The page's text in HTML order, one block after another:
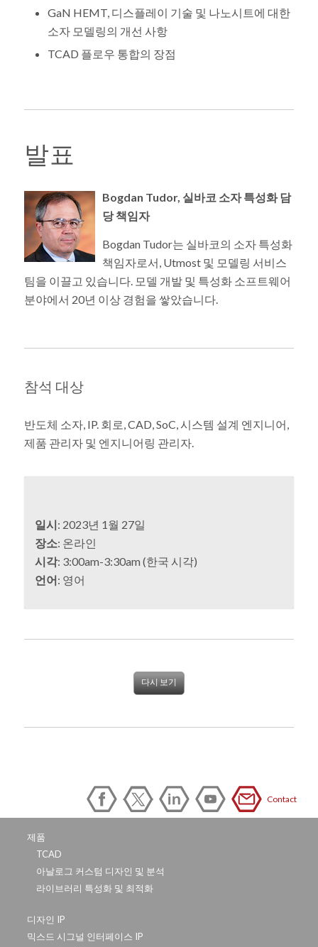
GaN HEMT, 디스플레이 기술 및 나노시트에 대한
소자 모델링의 개선 사항
TCAD 플로우 통합의 장점
발표
Bogdan Tudor, 실바코 소자 특성화 담
당 책임자
Bogdan Tudor는 실바코의 소자 특성화
책임자로서, Utmost 및 모델링 서비스
팀을 이끌고 있습니다. 모델 개발 및 특성화 소프트웨어
분야에서 20년 이상 경험을 쌓았습니다.
참석 대상
반도체 소자, IP. 회로, CAD, SoC, 시스템 설계 엔지니어,
제품 관리자 및 엔지니어링 관리자.
일시: 2023년 1월 27일
장소: 온라인
시각: 3:00am-3:30am (한국 시각)
언어: 영어
다시 보기
Contact
제품
TCAD
아날로그 커스텀 디자인 및 분석
라이브러리 특성화 및 최적화
디자인 IP
믹스드 시그널 인터페이스 IP